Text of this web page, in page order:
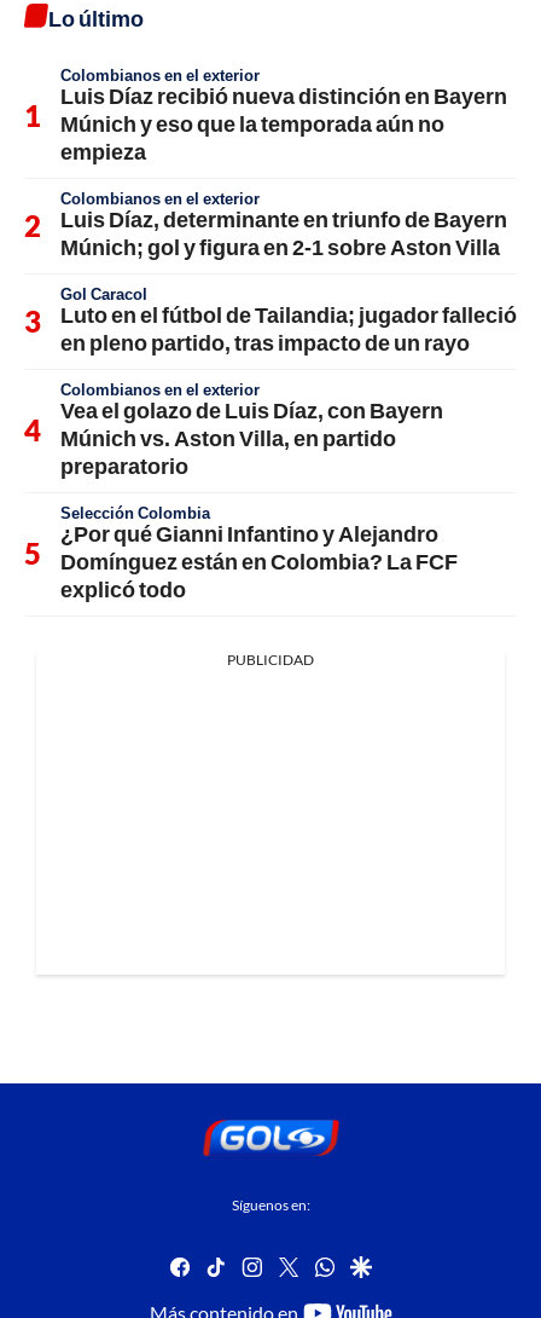
Lo último
Colombianos en el exterior
Luis Díaz recibió nueva distinción en Bayern
Múnich y eso que la temporada aún no
empieza
Colombianos en el exterior
Luis Díaz, determinante en triunfo de Bayern
Múnich; gol y figura en 2-1 sobre Aston Villa
Gol Caracol
Luto en el fútbol de Tailandia; jugador falleció
en pleno partido, tras impacto de un rayo
Colombianos en el exterior
Vea el golazo de Luis Díaz, con Bayern
Múnich vs. Aston Villa, en partido
preparatorio
Selección Colombia
¿Por qué Gianni Infantino y Alejandro
Domínguez están en Colombia? La FCF
explicó todo
PUBLICIDAD
Síguenos en:
facebook
tiktok instagram
twitterwhatsapp
google
Más contenido en youtube-